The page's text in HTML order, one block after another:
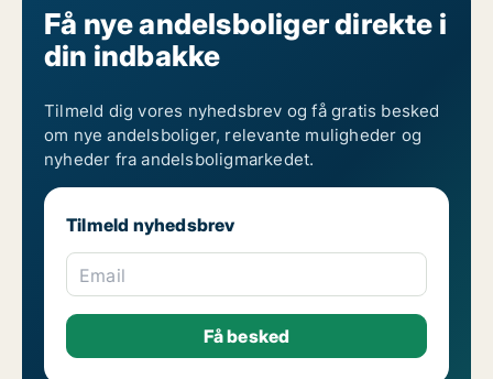
Få nye andelsboliger direkte i
din indbakke
Tilmeld dig vores nyhedsbrev og få gratis besked
om nye andelsboliger, relevante muligheder og
nyheder fra andelsboligmarkedet.
Tilmeld nyhedsbrev
Email